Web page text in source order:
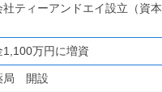
社ティーアンドエイ設立（資
1,100万円に増資
局 開設